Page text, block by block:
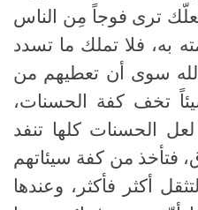
ترى فوجاً مِن الناس
به، فلا تملك ما تسدد
سوى أن تعطيهم من
تخف كفة الحسنات،
الحسنات كلها تنفد
فتأخذ من كفة سيئاتهم
أكثر فأكثر، وعندها